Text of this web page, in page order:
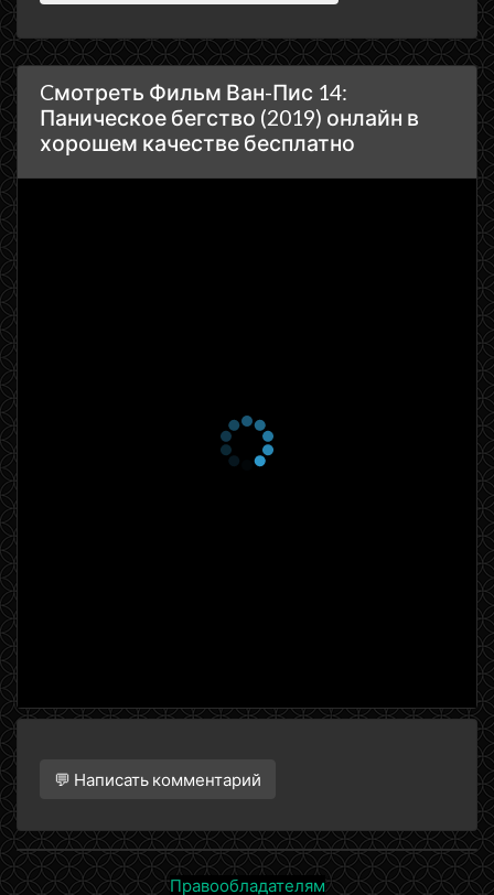
Cмотреть Фильм Ван-Пис 14:
Паническое бегство (2019) онлайн в
хорошем качестве бесплатно
💬 Написать комментарий
Правообладателям